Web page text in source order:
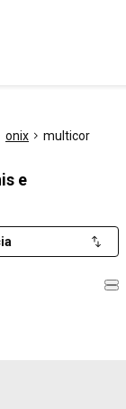
onix multicor
e